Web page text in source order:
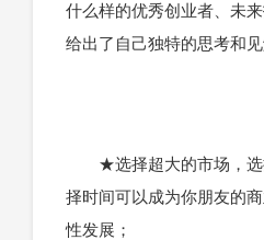
什么样的优秀创业者、未
给出了自己独特的思考和见
★选择超大的市场，
择时间可以成为你朋友的
性发展；